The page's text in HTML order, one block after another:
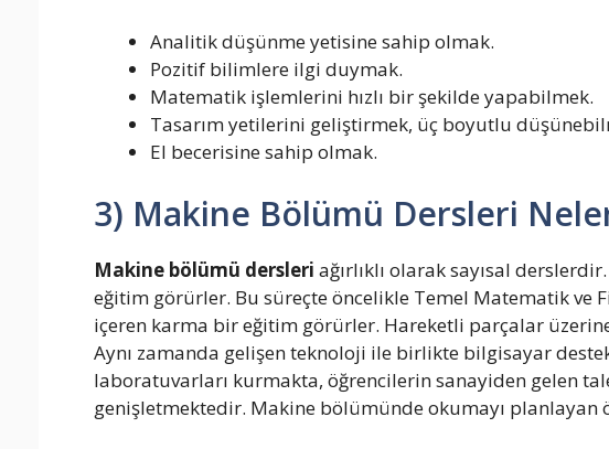
Analitik düşünme yetisine sahip olmak.
Pozitif bilimlere ilgi duymak.
Matematik işlemlerini hızlı bir şekilde yapabilmek.
Tasarım yetilerini geliştirmek, üç boyutlu
El becerisine sahip olmak.
3) Makine Bölümü Dersleri
Makine bölümü dersleri ağırlıklı olarak sayısal
eğitim görürler. Bu süreçte öncelikle Temel Matematik ve
içeren karma bir eğitim görürler. Hareketli parçalar
Aynı zamanda gelişen teknoloji ile birlikte bilgisayar
laboratuvarları kurmakta, öğrencilerin sanayiden gelen
genişletmektedir. Makine bölümünde okumayı planlayan